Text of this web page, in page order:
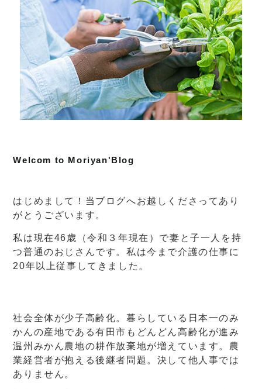
Welcom to Moriyan'Blog
はじめまして！当ブログへお越しくださってあり
がとうございます。
私は現在46歳（令和３年現在）で妻と子一人を持
つ普通のおじさんです。私は今まで介護の仕事に
20年以上従事してきました。
社会全体が少子高齢化。暮らしている日本一のみ
かんの産地である有田市もどんどん高齢化が進み
温州みかん農地の耕作放棄地が増えています。農
業経営者が抱える後継者問題。決して他人事では
ありません。